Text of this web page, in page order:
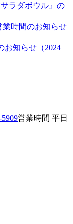
サラダボウル』の
業時間のお知らせ
お知らせ（2024
5909営業時間 平日